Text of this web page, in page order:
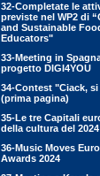
32-Completate le
previste nel WP2 di
and Sustainable
Educators"
33-Meeting in
progetto DIGI4YOU
34-Contest "Ciack,
(prima pagina)
35-Le tre Capitali
della cultura del 2024
36-Music Moves
Awards 2024